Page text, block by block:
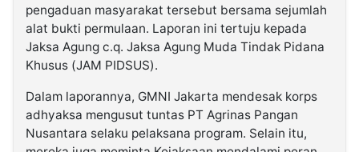
pengaduan masyarakat tersebut bersama sejumlah
alat bukti permulaan. Laporan ini tertuju kepada
Jaksa Agung c.q. Jaksa Agung Muda Tindak Pidana
Khusus (JAM PIDSUS).
Dalam laporannya, GMNI Jakarta mendesak korps
adhyaksa mengusut tuntas PT Agrinas Pangan
Nusantara selaku pelaksana program. Selain itu,